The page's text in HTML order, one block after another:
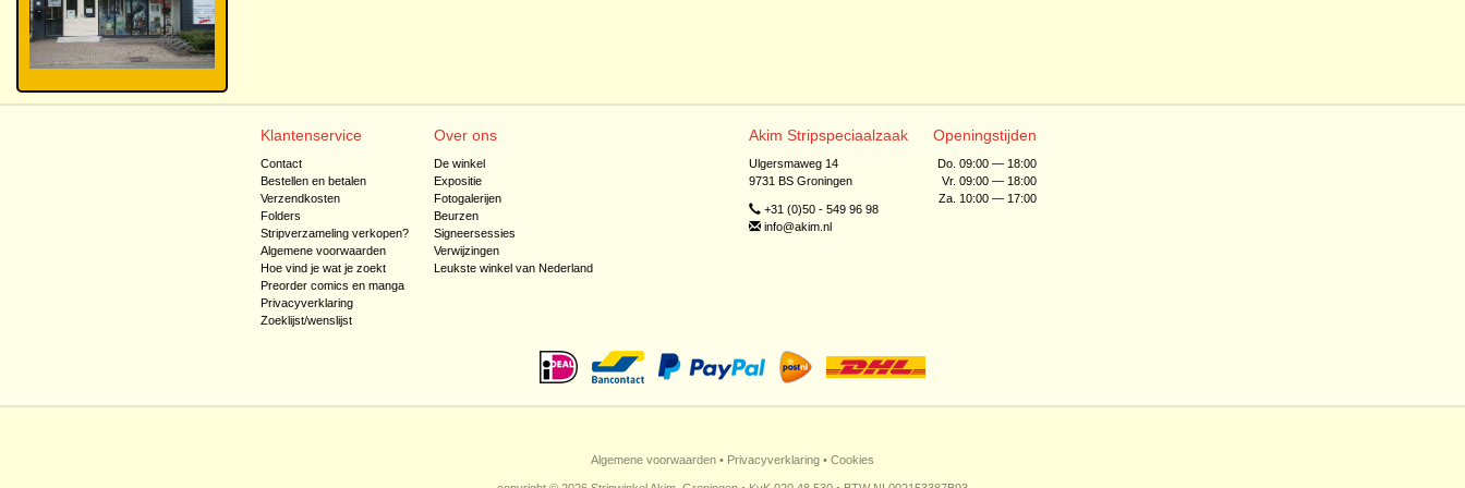
Klantenservice
Contact
Bestellen en betalen
Verzendkosten
Folders
Stripverzameling verkopen?
Algemene voorwaarden
Hoe vind je wat je zoekt
Preorder comics en manga
Privacyverklaring
Zoeklijst/wenslijst
Over ons
De winkel
Expositie
Fotogalerijen
Beurzen
Signeersessies
Verwijzingen
Leukste winkel van Nederland
Akim Stripspeciaalzaak
Ulgersmaweg 14
9731 BS Groningen
+31 (0)50 - 549 96 98
info@akim.nl
Openingstijden
Do. 09:00 — 18:00
Vr. 09:00 — 18:00
Za. 10:00 — 17:00
Algemene voorwaarden • Privacyverklaring • Cookies